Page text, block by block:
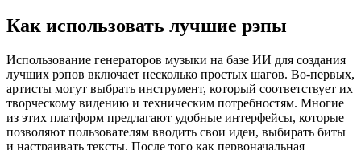
Как использовать лучшие рэпы
Использование генераторов музыки на базе ИИ для создания
лучших рэпов включает несколько простых шагов. Во-первых,
артисты могут выбрать инструмент, который соответствует их
творческому видению и техническим потребностям. Многие
из этих платформ предлагают удобные интерфейсы, которые
позволяют пользователям вводить свои идеи, выбирать биты
и настраивать тексты. После того как первоначальная